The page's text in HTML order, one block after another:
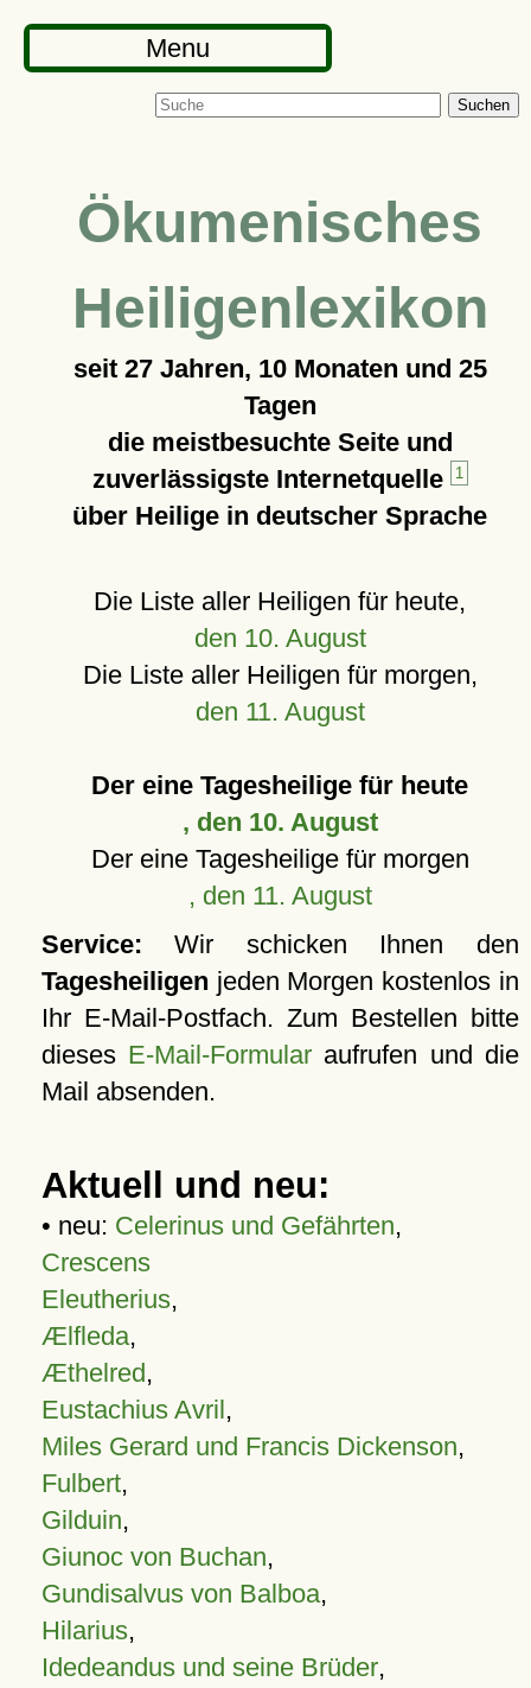
Menu
Suchen
Ökumenisches
Heiligenlexikon
seit 27 Jahren, 10 Monaten und 25
Tagen
die meistbesuchte Seite und
zuverlässigste Internetquelle
1
über Heilige in deutscher Sprache
Die Liste aller Heiligen für heute,
den 10. August
Die Liste aller Heiligen für morgen,
den 11. August
Der eine Tagesheilige für heute
, den 10. August
Der eine Tagesheilige für morgen
, den 11. August
Service: Wir schicken Ihnen den
Tagesheiligen jeden Morgen kostenlos in
Ihr E-Mail-Postfach. Zum Bestellen bitte
dieses E-Mail-Formular aufrufen und die
Mail absenden.
Aktuell und neu:
• neu: Celerinus und Gefährten,
Crescens
Eleutherius,
Ælfleda,
Æthelred,
Eustachius Avril,
Miles Gerard und Francis Dickenson,
Fulbert,
Gilduin,
Giunoc von Buchan,
Gundisalvus von Balboa,
Hilarius,
Idedeandus und seine Brüder,